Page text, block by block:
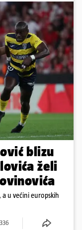
blizu
želi
a u većini europskih
336